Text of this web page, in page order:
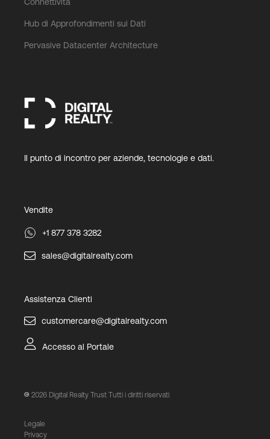
Hub di Approfondimenti sui Dati
Pervasive Datacenter Architecture
Il punto di incontro per aziende, tecnologie e dati.
Vendite
+1 877 378 3282
sales@digitalrealty.com
Assistenza Clienti
customercare@digitalrealty.com
Accesso al Portale
2026 Digital Realty Trust Tutti i diritti riservati
Legale
Privacy